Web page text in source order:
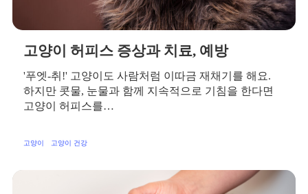
고양이 고양이 건강
고양이 허피스 증상과 치료, 예방
'푸엣-취!' 고양이도 사람처럼 이따금 재채기를 해요.
하지만 콧물, 눈물과 함께 지속적으로 기침을 한다면
고양이 허피스를…